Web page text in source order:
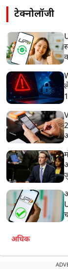
टेक्नोलॉजी
अधिक